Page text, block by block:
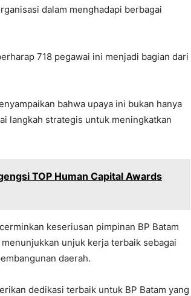
dalam menghadapi berbagai
718 pegawai ini menjadi bagian dari
bahwa upaya ini bukan hanya
langkah strategis untuk meningkatkan
TOP Human Capital Awards
keseriusan pimpinan BP Batam
unjuk kerja terbaik sebagai
daerah.
dedikasi terbaik untuk BP Batam yang